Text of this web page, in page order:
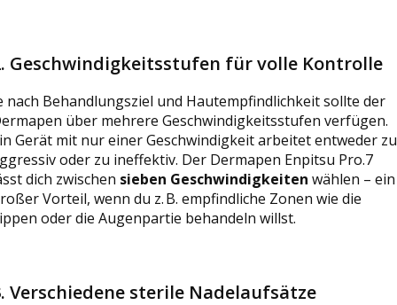
Geschwindigkeitsstufen für volle Kontrolle
nach Behandlungsziel und Hautempfindlichkeit sollte der
über mehrere Geschwindigkeitsstufen verfügen.
Gerät mit nur einer Geschwindigkeit arbeitet entweder zu
oder zu ineffektiv. Der Dermapen Enpitsu Pro.7
dich zwischen sieben Geschwindigkeiten wählen – ein
Vorteil, wenn du z. B. empfindliche Zonen wie die
oder die Augenpartie behandeln willst.
Verschiedene sterile Nadelaufsätze